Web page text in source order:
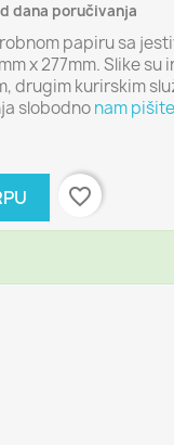
dana poručivanja
papiru sa
x 277mm. Slike su
drugim kurirskim
slobodnonam
favorite_border